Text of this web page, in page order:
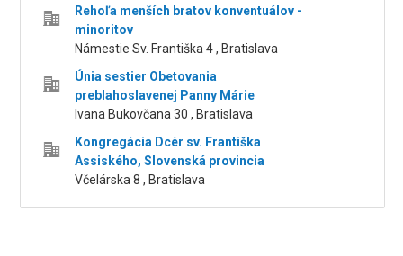
Rehoľa menších bratov konventuálov -
minoritov
Námestie Sv. Františka 4 , Bratislava
Únia sestier Obetovania
preblahoslavenej Panny Márie
Ivana Bukovčana 30 , Bratislava
Kongregácia Dcér sv. Františka
Assiského, Slovenská provincia
Včelárska 8 , Bratislava